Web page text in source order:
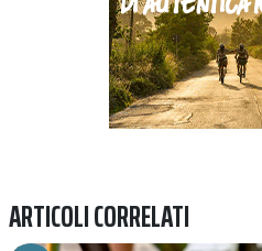
ARTICOLI CORRELATI